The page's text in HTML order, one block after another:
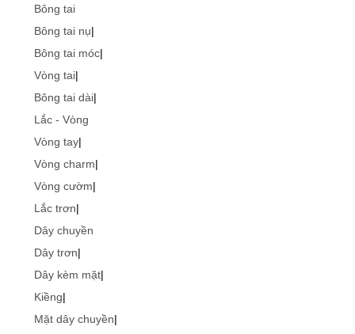
Bông tai
Bông tai nụ|
Bông tai móc|
Vòng tai|
Bông tai dài|
Lắc - Vòng
Vòng tay|
Vòng charm|
Vòng cườm|
Lắc trơn|
Dây chuyền
Dây trơn|
Dây kèm mặt|
Kiềng|
Mặt dây chuyền|